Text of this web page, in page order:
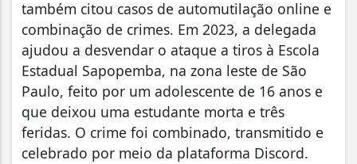
também citou casos de automutilação online e
combinação de crimes. Em 2023, a delegada
ajudou a desvendar o ataque a tiros à Escola
Estadual Sapopemba, na zona leste de São
Paulo, feito por um adolescente de 16 anos e
que deixou uma estudante morta e três
feridas. O crime foi combinado, transmitido e
celebrado por meio da plataforma Discord.